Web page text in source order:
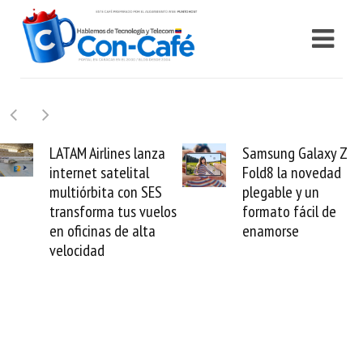
Airlines lanza
satelital
con SES
tus vuelos
de alta
Samsung Galaxy Z
Fold8 la novedad
plegable y un
formato fácil de